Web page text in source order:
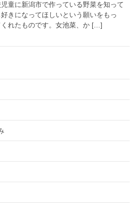
童に新潟市で作っている野菜を知って
きになってほしいという願いをもっ
れたものです。女池菜、か […]